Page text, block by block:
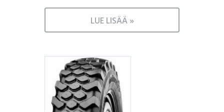
LUE LISÄÄ »